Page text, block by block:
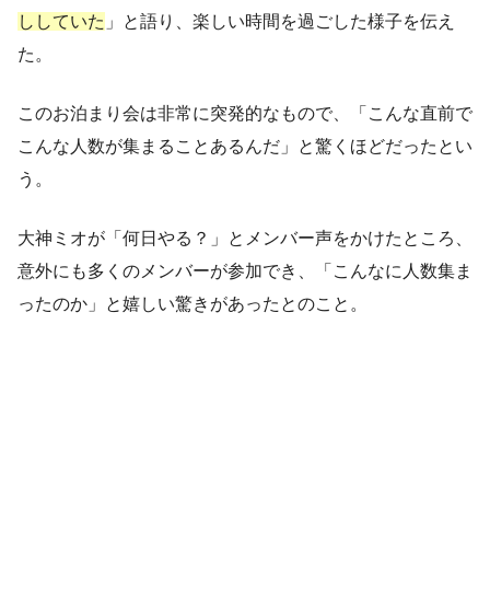
ししていた 」と語り、楽しい時間を過ごした様子を伝え
た。
このお泊まり会は非常に突発的なもので、「こんな直前で
こんな人数が集まることあるんだ」と驚くほどだったとい
う。
大神ミオが「何日やる？」とメンバー声をかけたところ、
意外にも多くのメンバーが参加でき、「こんなに人数集ま
ったのか」と嬉しい驚きがあったとのこと。